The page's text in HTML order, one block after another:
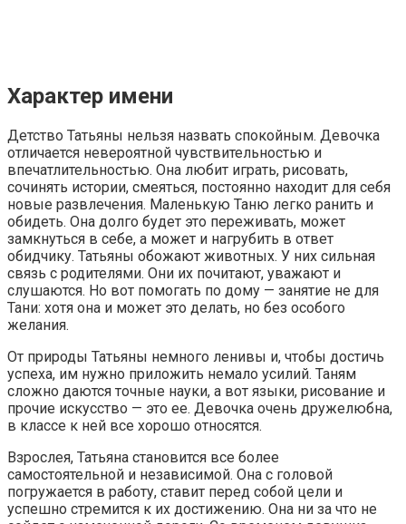
Характер имени
Детство Татьяны нельзя назвать спокойным. Девочка
отличается невероятной чувствительностью и
впечатлительностью. Она любит играть, рисовать,
сочинять истории, смеяться, постоянно находит для себя
новые развлечения. Маленькую Таню легко ранить и
обидеть. Она долго будет это переживать, может
замкнуться в себе, а может и нагрубить в ответ
обидчику. Татьяны обожают животных. У них сильная
связь с родителями. Они их почитают, уважают и
слушаются. Но вот помогать по дому — занятие не для
Тани: хотя она и может это делать, но без особого
желания.
От природы Татьяны немного ленивы и, чтобы достичь
успеха, им нужно приложить немало усилий. Таням
сложно даются точные науки, а вот языки, рисование и
прочие искусство — это ее. Девочка очень дружелюбна,
в классе к ней все хорошо относятся.
Взрослея, Татьяна становится все более
самостоятельной и независимой. Она с головой
погружается в работу, ставит перед собой цели и
успешно стремится к их достижению. Она ни за что не